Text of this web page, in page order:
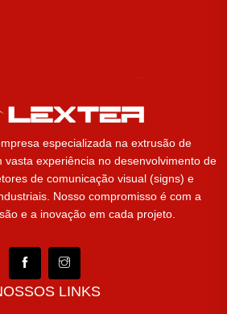
especializada na extrusão de
vasta experiência no desenvolvimento de
de comunicação visual (signs) e
Nosso compromisso é com a
e a inovação em cada projeto.
LINKS